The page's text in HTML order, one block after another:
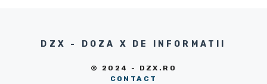
DZX - DOZA X DE INFORMATII
© 2024 - DZX.RO
CONTACT